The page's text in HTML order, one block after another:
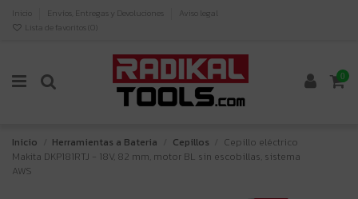
Inicio Envíos, Entregas y Devoluciones
Aviso legal
Lista de favoritos ( 0)
0
Inicio Herramientas a Bateria Cepillos
Cepillo eléctrico
Makita DKP181RTJ - 18V, 82 mm, motor BL sin escobillas, sistema
AWS